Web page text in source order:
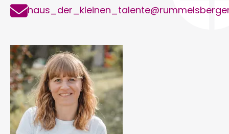
E-
Mail